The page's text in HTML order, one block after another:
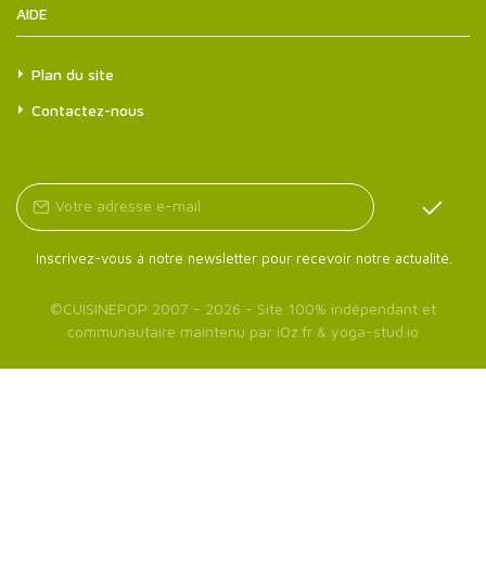
AIDE
Plan du site
Contactez-nous
Inscrivez-vous à notre newsletter pour recevoir notre actualité.
©CUISINEPOP 2007 - 2026 - Site 100% indépendant et
communautaire maintenu par iOz.fr & yoga-stud.io